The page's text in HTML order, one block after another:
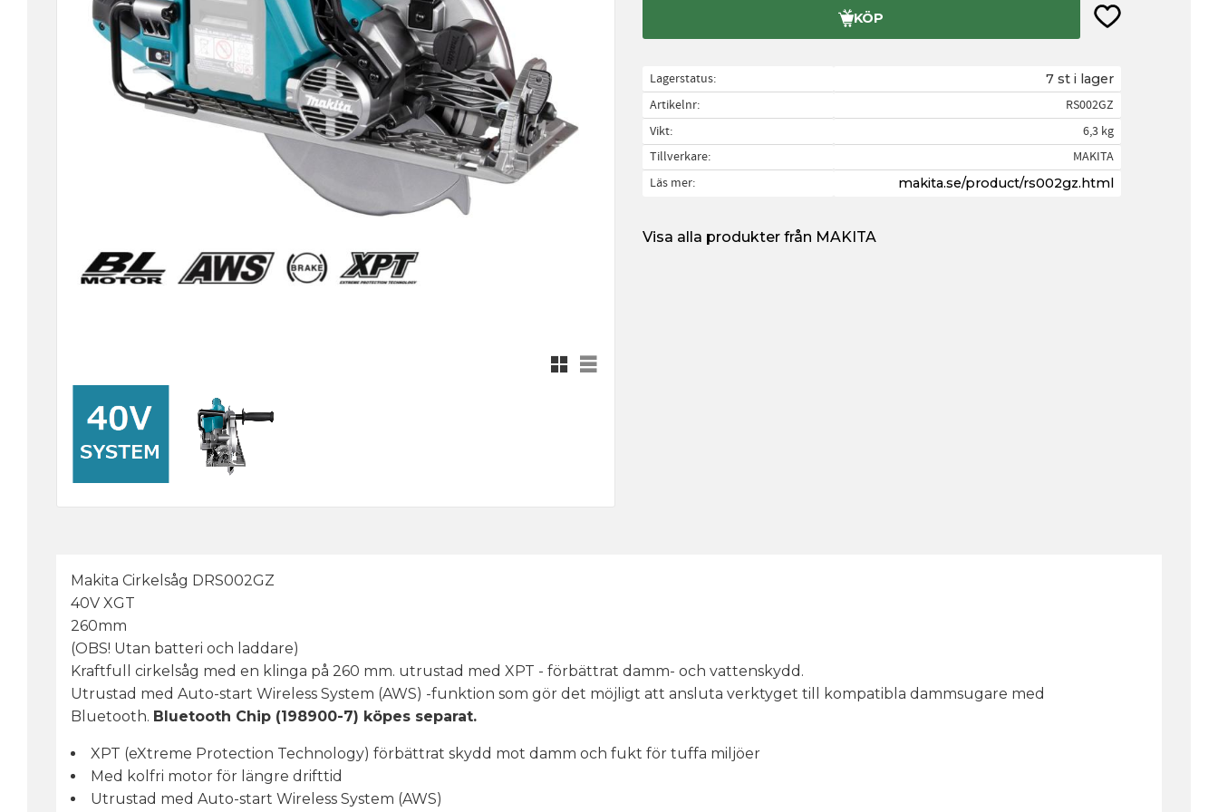
Rutnätsvy
Listvy
KÖP Lägg till i
Lagerstatus 7 st i lager
Artikelnr
RS002GZ
Vikt
6,3 kg
Tillverkare
MAKITA
Läs mer
makita.se/product/rs002gz.html
Visa alla produkter från MAKITA
Makita Cirkelsåg DRS002GZ
40V XGT
260mm
(OBS! Utan batteri och laddare)
Kraftfull cirkelsåg med en klinga på 260 mm. utrustad med XPT - förbättrat damm- och vattenskydd.
Utrustad med Auto-start Wireless System (AWS) -funktion som gör det möjligt att ansluta verktyget till kompatibla dammsugare med
Bluetooth. Bluetooth Chip (198900-7) köpes separat.
XPT (eXtreme Protection Technology) förbättrat skydd mot damm och fukt för tuffa miljöer
Med kolfri motor för längre drifttid
Utrustad med Auto-start Wireless System (AWS)